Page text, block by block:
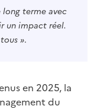
terme avec
un impact réel.
».
en 2025, la
du